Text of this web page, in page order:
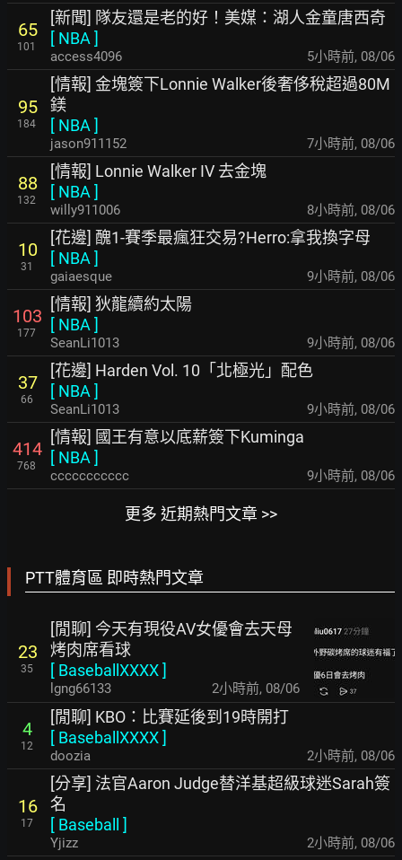
65
101
[新聞] 隊友還是老的好！美媒：湖人金童唐西奇
[ NBA ]
access4096 5小時前, 08/06
95
184
[情報] 金塊簽下Lonnie Walker後奢侈稅超過80M
鎂
[ NBA ]
jason911152 7小時前, 08/06
88
132
[情報] Lonnie Walker IV 去金塊
[ NBA ]
willy911006 8小時前, 08/06
10
31
[花邊] 醜1-賽季最瘋狂交易?Herro:拿我換字母
[ NBA ]
gaiaesque 9小時前, 08/06
103
177
[情報] 狄龍續約太陽
[ NBA ]
SeanLi1013 9小時前, 08/06
37
66
[花邊] Harden Vol. 10「北極光」配色
[ NBA ]
SeanLi1013 9小時前, 08/06
414
768
[情報] 國王有意以底薪簽下Kuminga
[ NBA ]
ccccccccccc 9小時前, 08/06
更多 近期熱門文章 >>
PTT體育區 即時熱門文章
23
35
[閒聊] 今天有現役AV女優會去天母
烤肉席看球
[ BaseballXXXX]
lgng66133 2小時前, 08/06
4
12
[閒聊] KBO：比賽延後到19時開打
[ BaseballXXXX]
doozia 2小時前, 08/06
16
17
[分享] 法官Aaron Judge替洋基超級球迷Sarah簽
名
[ Baseball ]
Yjizz 2小時前, 08/06